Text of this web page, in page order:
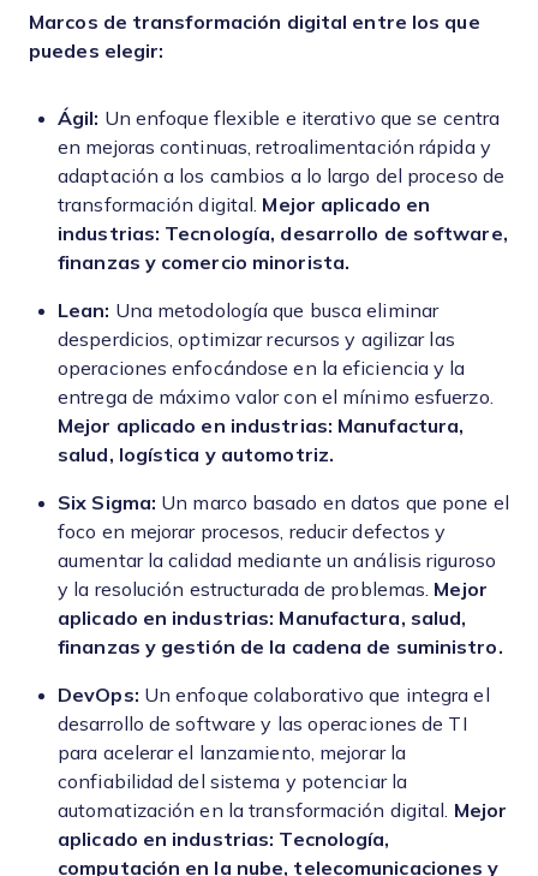
Marcos de transformación digital entre los que
puedes elegir:
Ágil: Un enfoque flexible e iterativo que se centra
en mejoras continuas, retroalimentación rápida y
adaptación a los cambios a lo largo del proceso de
transformación digital. Mejor aplicado en
industrias: Tecnología, desarrollo de software,
finanzas y comercio minorista.
Lean: Una metodología que busca eliminar
desperdicios, optimizar recursos y agilizar las
operaciones enfocándose en la eficiencia y la
entrega de máximo valor con el mínimo esfuerzo.
Mejor aplicado en industrias: Manufactura,
salud, logística y automotriz.
Six Sigma: Un marco basado en datos que pone el
foco en mejorar procesos, reducir defectos y
aumentar la calidad mediante un análisis riguroso
y la resolución estructurada de problemas. Mejor
aplicado en industrias: Manufactura, salud,
finanzas y gestión de la cadena de suministro.
DevOps: Un enfoque colaborativo que integra el
desarrollo de software y las operaciones de TI
para acelerar el lanzamiento, mejorar la
confiabilidad del sistema y potenciar la
automatización en la transformación digital. Mejor
aplicado en industrias: Tecnología,
computación en la nube, telecomunicaciones y